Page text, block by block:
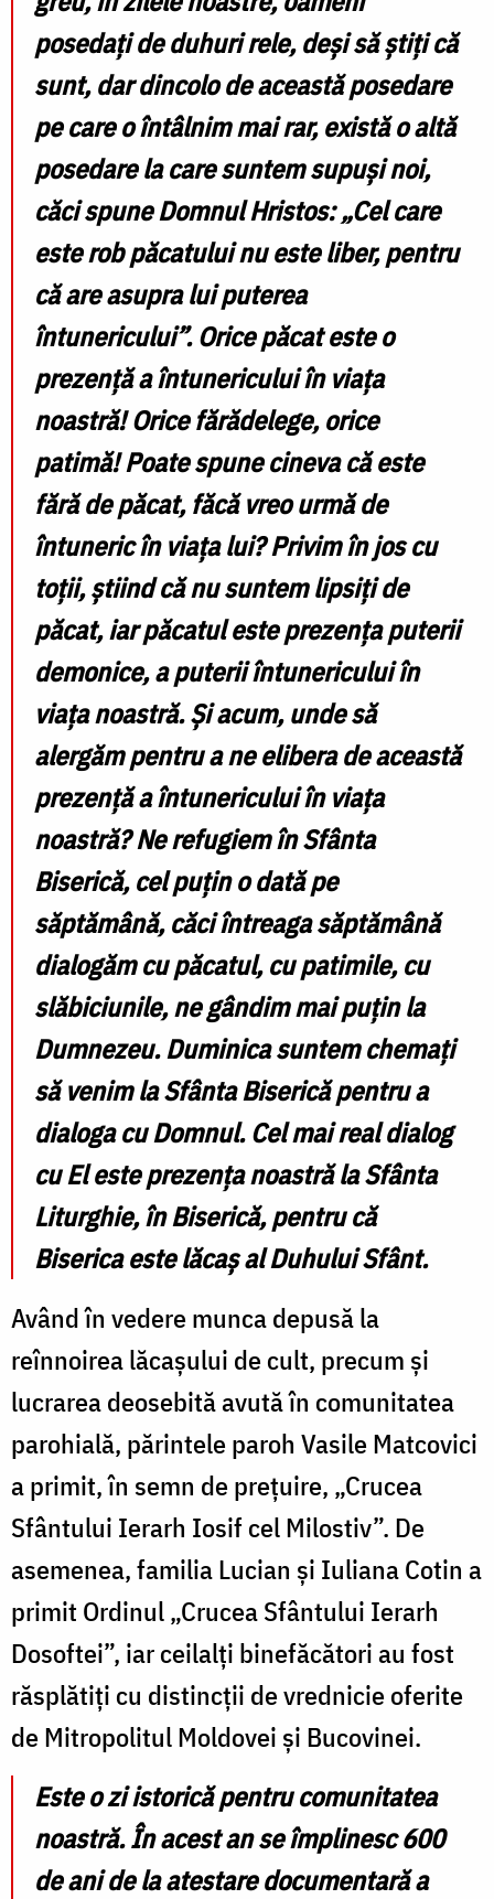
posedați de duhuri rele, deși să știți că
sunt, dar dincolo de această posedare
pe care o întâlnim mai rar, există o altă
posedare la care suntem supuși noi,
căci spune Domnul Hristos:„Cel care
este rob păcatului nu este liber, pentru
că are asupra lui puterea
întunericului”. Orice păcat este o
prezență a întunericului în viața
noastră! Orice fărădelege, orice
patimă! Poate spune cineva că este
fără de păcat, făcă vreo urmă de
întuneric în viața lui? Privim în jos cu
toții, știind că nu suntem lipsiți de
păcat, iar păcatul este prezența puterii
demonice, a puterii întunericului în
viața noastră. Și acum, unde să
alergăm pentru a ne elibera de această
prezență a întunericului în viața
noastră? Ne refugiem în Sfânta
Biserică, cel puțin o dată pe
săptămână, căci întreaga săptămână
dialogăm cu păcatul, cu patimile, cu
slăbiciunile, ne gândim mai puțin la
Dumnezeu. Duminica suntem chemați
să venim la Sfânta Biserică pentru a
dialoga cu Domnul. Cel mai real dialog
cu El este prezența noastră la Sfânta
Liturghie, în Biserică, pentru că
Biserica este lăcaș al Duhului Sfânt.
Având în vedere munca depusă la
reînnoirea lăcașului de cult, precum și
lucrarea deosebită avută în comunitatea
parohială, părintele paroh Vasile Matcovici
a primit, în semn de prețuire, „Crucea
Sfântului Ierarh Iosif cel Milostiv”. De
asemenea, familia Lucian și Iuliana Cotin a
primit Ordinul „Crucea Sfântului Ierarh
Dosoftei”, iar ceilalți binefăcători au fost
răsplătiți cu distincții de vrednicie oferite
de Mitropolitul Moldovei și Bucovinei.
Este o zi istorică pentru comunitatea
noastră. În acest an se împlinesc 600
de ani de la atestare documentară a